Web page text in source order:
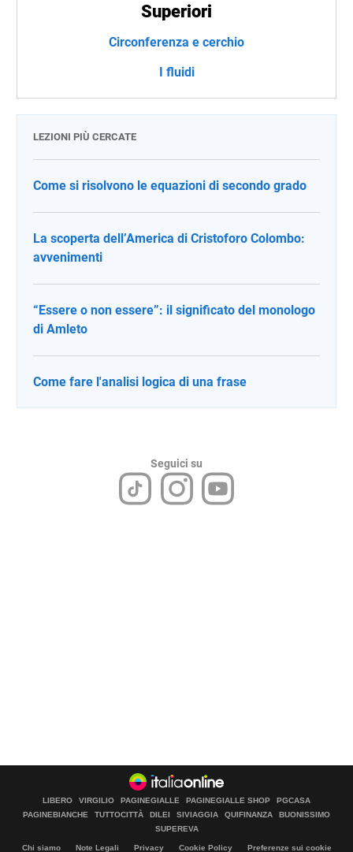
Superiori
Circonferenza e cerchio
I fluidi
LEZIONI PIÙ CERCATE
Come si risolvono le equazioni di secondo grado
La scoperta dell’America di Cristoforo Colombo:
avvenimenti
“Essere o non essere”: il significato del monologo
di Amleto
Come fare l'analisi logica di una frase
Seguici su
LIBERO VIRGILIO PAGINEGIALLE PAGINEGIALLE SHOP
PGCASA
PAGINEBIANCHE
TUTTOCITTÀ DILEI SIVIAGGIA QUIFINANZA
BUONISSIMO
SUPEREVA
Chi siamo Note Legali Privacy Cookie Policy Preferenze sui cookie